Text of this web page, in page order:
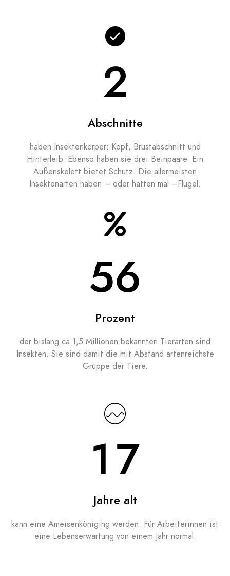
3
Abschnitte
haben Insektenkörper: Kopf, Brustabschnitt und
Hinterleib. Ebenso haben sie drei Beinpaare. Ein
Außenskelett bietet Schutz. Die allermeisten
Insektenarten haben – oder hatten mal –Flügel.
70
Prozent
der bislang ca 1,5 Millionen bekannten Tierarten sind
Insekten. Sie sind damit die mit Abstand artenreichste
Gruppe der Tiere.
25
Jahre alt
kann eine Ameisenköniging werden. Für Arbeiterinnen ist
eine Lebenserwartung von einem Jahr normal.